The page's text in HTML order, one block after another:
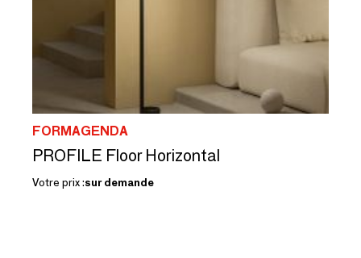
FORMAGENDA
PROFILE Floor Horizontal
Votre prix :sur demande